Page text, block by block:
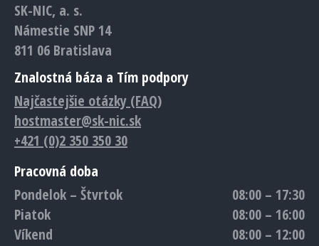
new
window
new
window
new
window
windowwindow
SK-NIC, a. s.
Námestie SNP 14
811 06 Bratislava
Znalostná báza a Tím podpory
Najčastejšie otázky (FAQ)
hostmaster@sk-nic.sk
+421 (0)2 350 350 30
Pracovná doba
Pondelok – Štvrtok
08:00 – 17:30
Piatok
08:00 – 16:00
Víkend
08:00 – 12:00